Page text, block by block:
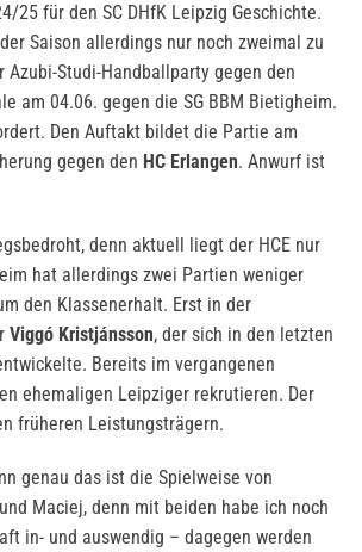
25 für den SC DHfK Leipzig Geschichte.
Saison allerdings nur noch zweimal zu
Studi-Handballparty gegen den
am 04.06. gegen die SG BBM Bietigheim.
Den Auftakt bildet die Partie am
gegen den HC Erlangen. Anwurf ist
denn aktuell liegt der HCE nur
hat allerdings zwei Partien weniger
den Klassenerhalt. Erst in der
Viggó Kristjánsson, der sich in den letzten
Bereits im vergangenen
ehemaligen Leipziger rekrutieren. Der
früheren Leistungsträgern.
genau das ist die Spielweise von
Maciej, denn mit beiden habe ich noch
in- und auswendig – dagegen werden